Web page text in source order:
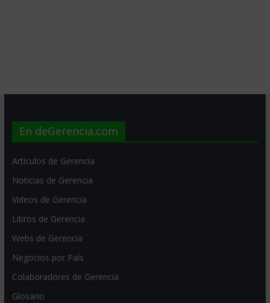
En deGerencia.com
Artículos de Gerencia
Noticias de Gerencia
Videos de Gerencia
Libros de Gerencia
Webs de Gerencia
Negocios por País
Colaboradores de Gerencia
Glosario